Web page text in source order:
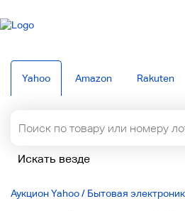
Yahoo Amazon Rakuten
Аукцион Yahoo/ Бытовая